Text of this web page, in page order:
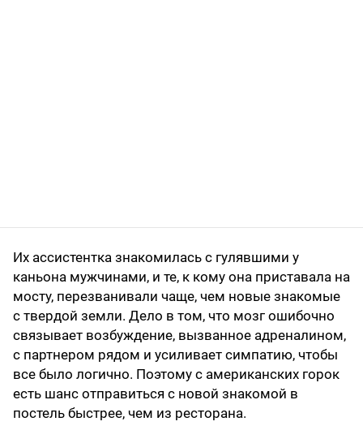
Их ассистентка знакомилась с гулявшими у
каньона мужчинами, и те, к кому она приставала на
мосту, перезванивали чаще, чем новые знакомые
с твердой земли. Дело в том, что мозг ошибочно
связывает возбуждение, вызванное адреналином,
с партнером рядом и усиливает симпатию, чтобы
все было логично. Поэтому с американских горок
есть шанс отправиться с новой знакомой в
постель быстрее, чем из ресторана.